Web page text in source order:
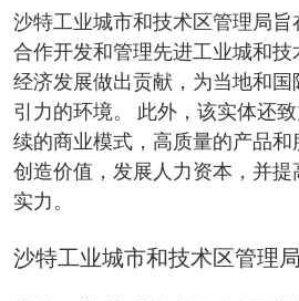
沙特工业城市和技术区管理局旨
合作开发和管理先进工业城和
经济发展做出贡献，为当地和
引力的环境。 此外，该实体还
续的商业模式，高质量的产品
创造价值，发展人力资本，并
实力。
沙特工业城市和技术区管理